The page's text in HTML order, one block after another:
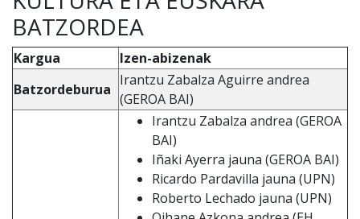
BATZORDEA
Kargua
Izen-abizenak
Batzordeburua
Irantzu Zabalza Aguirre andrea
(GEROA BAI)
Irantzu Zabalza andrea (GEROA
BAI)
Iñaki Ayerra jauna (GEROA BAI)
Ricardo Pardavilla jauna (UPN)
Roberto Lechado jauna (UPN)